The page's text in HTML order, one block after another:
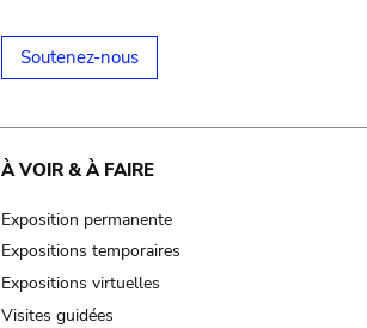
Soutenez-nous
À VOIR & À FAIRE
Exposition permanente
Expositions temporaires
Expositions virtuelles
Visites guidées